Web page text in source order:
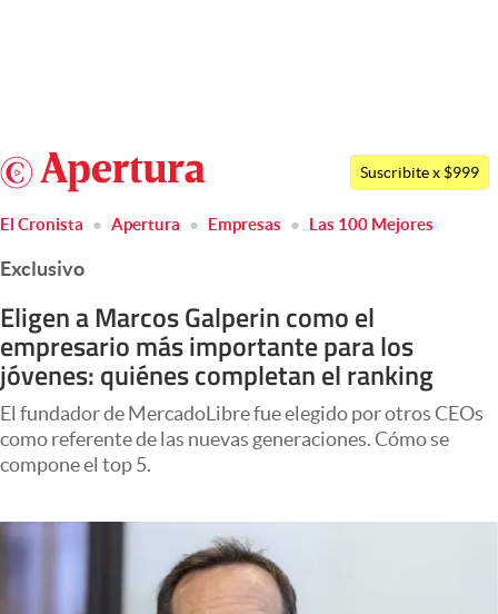
Argentina
México
Members
Economía y Política
Finanzas y Mercados
Negocios
Columnistas
Otras secciones
Apertura
Suscribite x $999
El Cronista Apertura Empresas Las 100 Mejores
Exclusivo
Eligen a Marcos Galperin como el
empresario más importante para los
jóvenes: quiénes completan el ranking
El fundador de MercadoLibre fue elegido por otros CEOs
como referente de las nuevas generaciones. Cómo se
compone el top 5.